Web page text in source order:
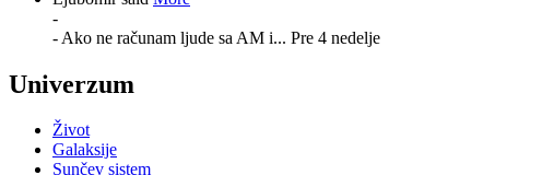
-
- Ako ne računam ljude sa AM i... Pre 4 nedelje
Univerzum
Život
Galaksije
Sunčev sistem